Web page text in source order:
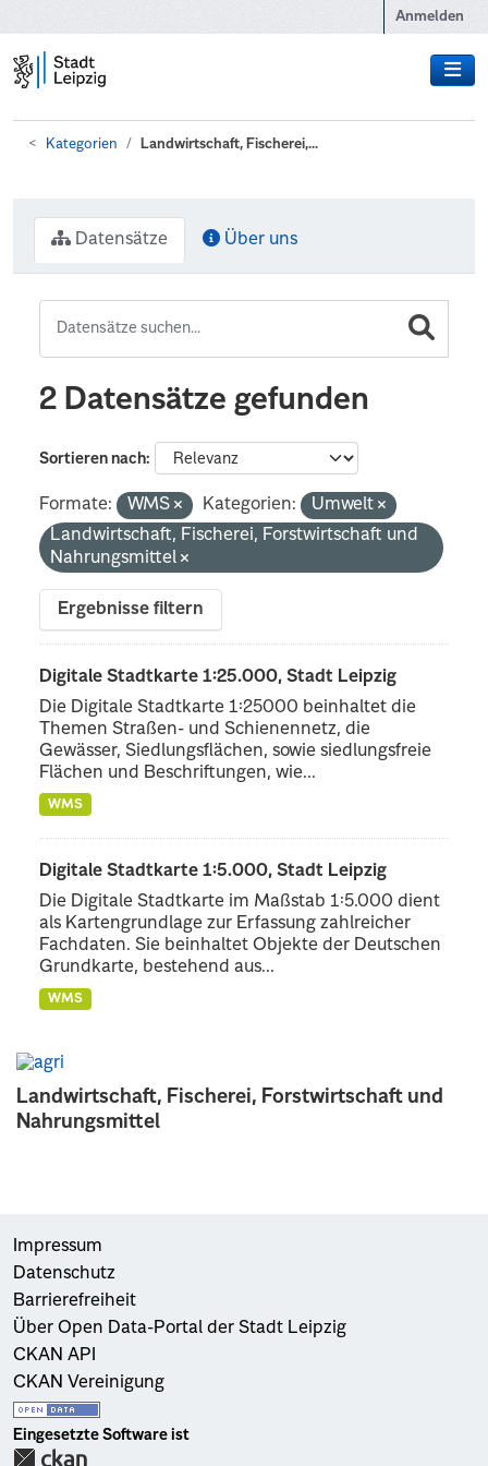
Anmelden
Kategorien Landwirtschaft, Fischerei,...
Landwirtschaft, Fischerei, Forstwirtschaft und
Nahrungsmittel
Datensätze Über uns
2 Datensätze gefunden
Sortieren nach
Formate: WMS Kategorien:
Umwelt
Landwirtschaft, Fischerei, Forstwirtschaft und
Nahrungsmittel
Ergebnisse filtern
Digitale Stadtkarte 1:25.000, Stadt Leipzig
Die Digitale Stadtkarte 1:25000 beinhaltet die
Themen Straßen- und Schienennetz, die
Gewässer, Siedlungsflächen, sowie siedlungsfreie
Flächen und Beschriftungen, wie...
WMS
Digitale Stadtkarte 1:5.000, Stadt Leipzig
Die Digitale Stadtkarte im Maßstab 1:5.000 dient
als Kartengrundlage zur Erfassung zahlreicher
Fachdaten. Sie beinhaltet Objekte der Deutschen
Grundkarte, bestehend aus...
WMS
Impressum
Datenschutz
Barrierefreiheit
Über Open Data-Portal der Stadt Leipzig
CKAN API
CKAN Vereinigung
Eingesetzte Software ist